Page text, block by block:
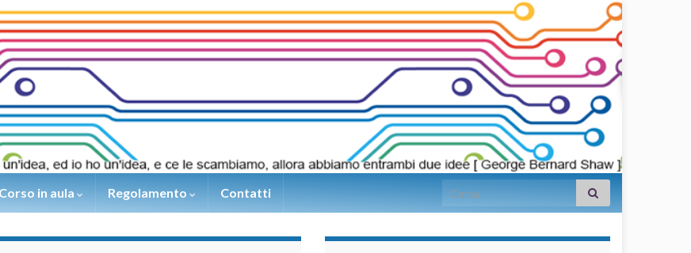
Corso in aula Regolamento Contatti Search for: